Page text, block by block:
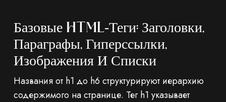
Базовые HTML‑теги: Заголовки,
Параграфы, Гиперссылки,
Изображения И Списки
Названия от h1 до h6 структурируют иерархию
содержимого на странице. Тег h1 указывает